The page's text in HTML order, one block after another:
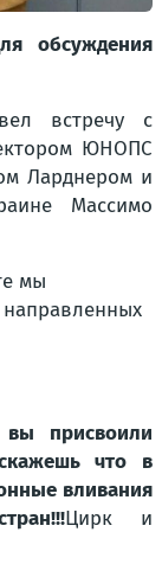
обсуждения
встречу с
ЮНОПС
Ларднером и
Массимо
мы
вы присвоили
что в
вливания
Цирк и